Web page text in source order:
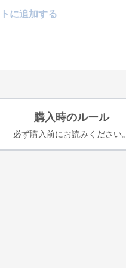
に追加する
購入時のルール
必ず購入前にお読みください。